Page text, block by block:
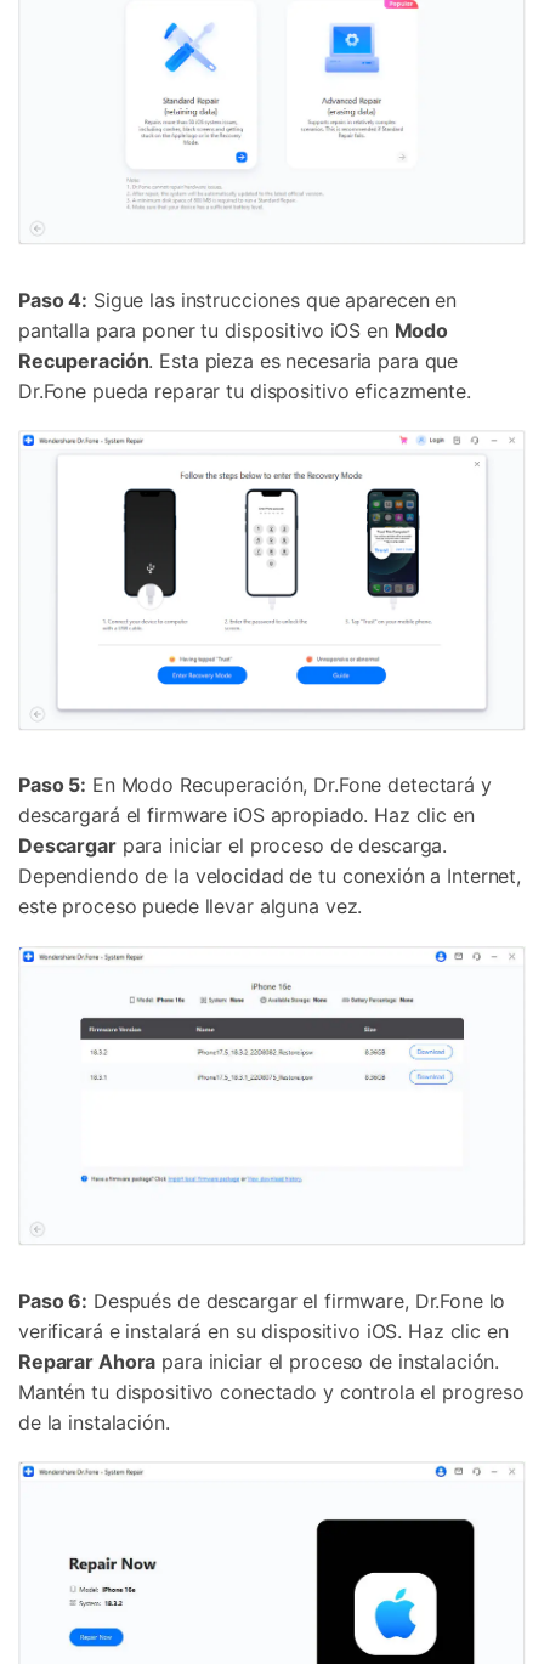
Paso 4: Sigue las instrucciones que aparecen en
pantalla para poner tu dispositivo iOS en Modo
Recuperación. Esta pieza es necesaria para que
Dr.Fone pueda reparar tu dispositivo eficazmente.
Paso 5: En Modo Recuperación, Dr.Fone detectará y
descargará el firmware iOS apropiado. Haz clic en
Descargarpara iniciar el proceso de descarga.
Dependiendo de la velocidad de tu conexión a Internet,
este proceso puede llevar alguna vez.
Paso 6: Después de descargar el firmware, Dr.Fone lo
verificará e instalará en su dispositivo iOS. Haz clic en
Reparar Ahora para iniciar el proceso de instalación.
Mantén tu dispositivo conectado y controla el progreso
de la instalación.